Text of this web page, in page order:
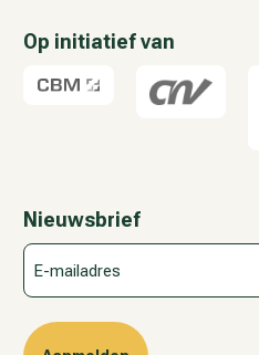
Op initiatief van
Nieuwsbrief
E-
mailadres